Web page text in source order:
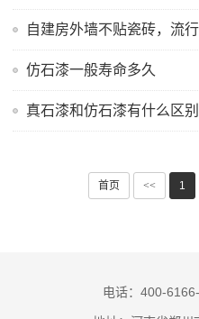
仿石漆一般寿命多久
真石漆和仿石漆有什么区别
首页 << 1
电话：400-